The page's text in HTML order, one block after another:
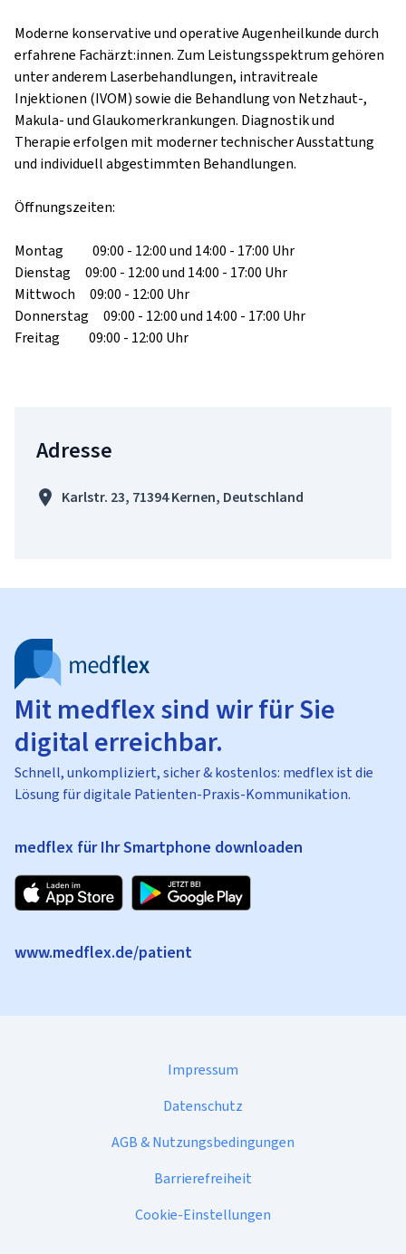
Moderne konservative und operative Augenheilkunde durch
erfahrene Fachärzt:innen. Zum Leistungsspektrum gehören
unter anderem Laserbehandlungen, intravitreale
Injektionen (IVOM) sowie die Behandlung von Netzhaut-,
Makula- und Glaukomerkrankungen. Diagnostik und
Therapie erfolgen mit moderner technischer Ausstattung
und individuell abgestimmten Behandlungen.
Öffnungszeiten:
Montag  09:00 - 12:00 und 14:00 - 17:00 Uhr
Dienstag 09:00 - 12:00 und 14:00 - 17:00 Uhr
Mittwoch 09:00 - 12:00 Uhr
Donnerstag 09:00 - 12:00 und 14:00 - 17:00 Uhr
Freitag  09:00 - 12:00 Uhr
Adresse
Karlstr. 23, 71394 Kernen, Deutschland
Mit medflex sind wir für Sie
digital erreichbar.
Schnell, unkompliziert, sicher & kostenlos: medflex ist die
Lösung für digitale Patienten-Praxis-Kommunikation.
medflex für Ihr Smartphone downloaden
www.medflex.de/patient
Impressum
Datenschutz
AGB & Nutzungsbedingungen
Barrierefreiheit
Cookie-Einstellungen